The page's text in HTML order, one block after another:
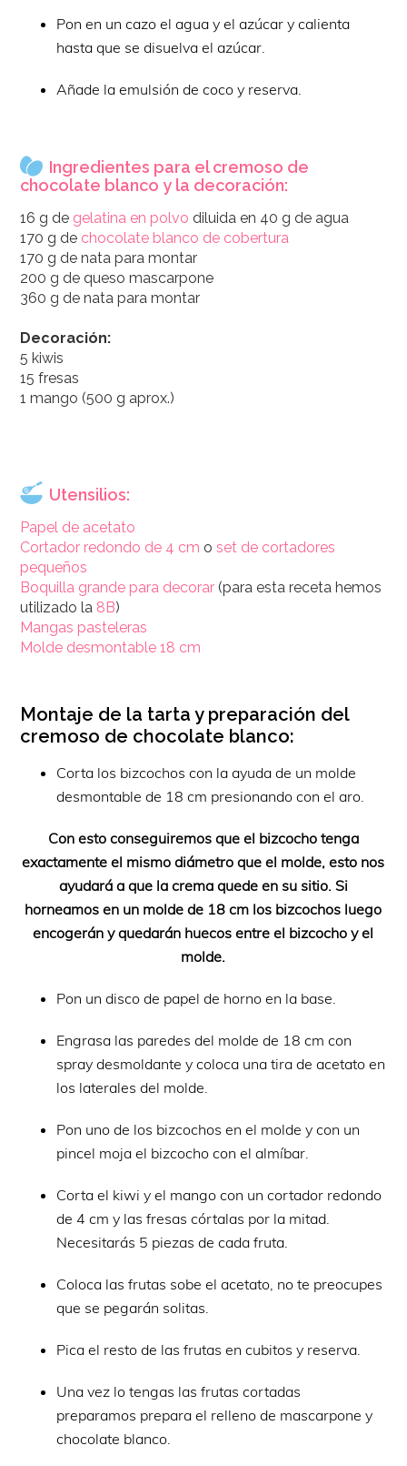
Pon en un cazo el agua y el azúcar y calienta
hasta que se disuelva el azúcar.
Añade la emulsión de coco y reserva.
Ingredientes para el cremoso de
chocolate blanco y la decoración:
16 g de gelatina en polvo diluida en 40 g de agua
170 g de chocolate blanco de cobertura
170 g de nata para montar
200 g de queso mascarpone
360 g de nata para montar
Decoración:
5 kiwis
15 fresas
1 mango (500 g aprox.)
Utensilios:
Papel de acetato
Cortador redondo de 4 cm oset de cortadores
pequeños
Boquilla grande para decorar (para esta receta hemos
utilizado la 8B)
Mangas pasteleras
Molde desmontable 18 cm
Montaje de la tarta y preparación del
cremoso de chocolate blanco:
Corta los bizcochos con la ayuda de un molde
desmontable de 18 cm presionando con el aro.
Con esto conseguiremos que el bizcocho tenga
exactamente el mismo diámetro que el molde, esto nos
ayudará a que la crema quede en su sitio. Si
horneamos en un molde de 18 cm los bizcochos luego
encogerán y quedarán huecos entre el bizcocho y el
molde.
Pon un disco de papel de horno en la base.
Engrasa las paredes del molde de 18 cm con
spray desmoldante y coloca una tira de acetato en
los laterales del molde.
Pon uno de los bizcochos en el molde y con un
pincel moja el bizcocho con el almíbar.
Corta el kiwi y el mango con un cortador redondo
de 4 cm y las fresas córtalas por la mitad.
Necesitarás 5 piezas de cada fruta.
Coloca las frutas sobe el acetato, no te preocupes
que se pegarán solitas.
Pica el resto de las frutas en cubitos y reserva.
Una vez lo tengas las frutas cortadas
preparamos prepara el relleno de mascarpone y
chocolate blanco.